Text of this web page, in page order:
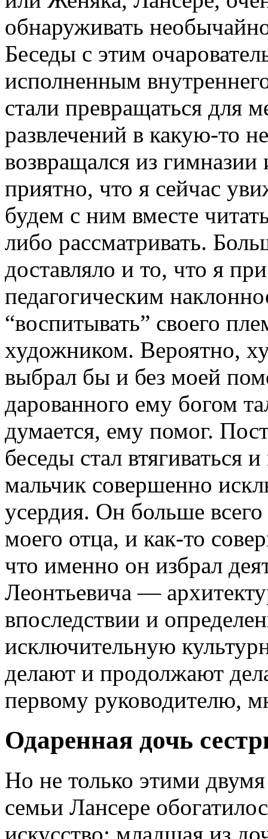
обнаруживать
Беседы с этим
исполненным
стали превращаться для
развлечений в какую-то
возвращался из
приятно, что я сейчас
будем с ним вместе
либо рассматривать.
доставляло и то, что я
педагогическим
“воспитывать” своего
художником. Вероятно,
выбрал бы и без моей
дарованного ему богом
думается, ему помог.
беседы стал
мальчик совершенно
усердия. Он больше
моего отца, и как-то
что именно он избрал
Леонтьевича —
впоследствии и
исключительную
делают и продолжают
первому руководителю,
Одаренная дочь
Но не только этими
семьи Лансере